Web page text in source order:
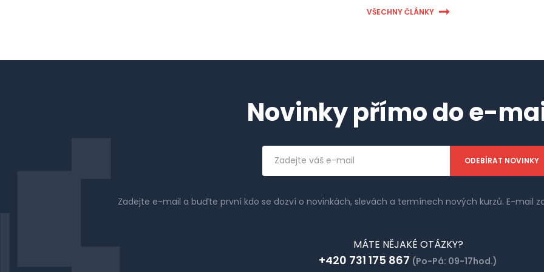
VŠECHNY ČLÁNKY
Novinky přímo do e-
Emailová
adresa
Zadejte e-mail a buďte první kdo se dozví o novinkách, slevách a termínech nových kurzů. E-mail
MÁTE NĚJAKÉ OTÁZKY?
+420 731 175 867 (Po-Pá: 09-17hod.)